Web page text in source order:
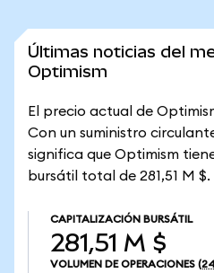
Últimas noticias del
Optimism
El precio actual de
Con un suministro
significa que Optimism
bursátil total de 281,51 M $.
CAPITALIZACIÓN BURSÁTIL
281,51 M $
VOLUMEN DE OPERACIONES